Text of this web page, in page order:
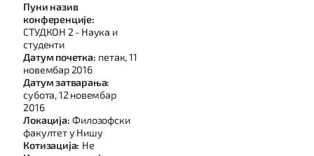
Пуни назив
конференције:
СТУДКОН 2 - Наука и
студенти
Датум почетка: петак, 11
новембар 2016
Датум затварања:
субота, 12 новембар
2016
Локација: Филозофски
факултет у Нишу
Котизација: Не